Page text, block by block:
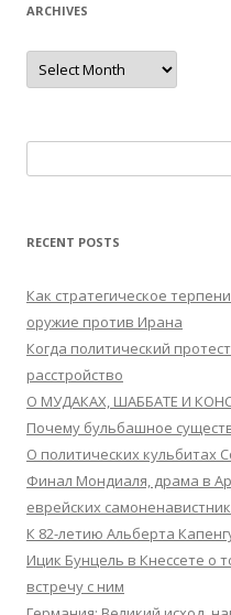
ARCHIVES
Archives
for:
RECENT POSTS
Как стратегическое
оружие против Ирана
Когда политический
расстройство
О МУДАКАХ, ШАББАТЕ И
Почему бульбашное
О политических кульбитах
Финал Мондиаля, драма в
еврейских
К 82-летию Альберта
Ицик Бунцель в Кнессете о
встречу с ним